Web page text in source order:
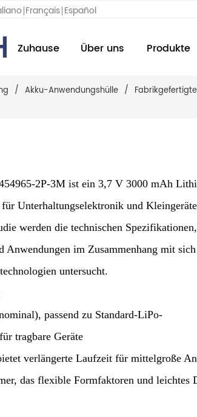
Français Español
Zuhause Über uns Produkte
/ Akku-Anwendungshülle /
2P-3M ist ein 3,7 V 3000 mAh
Unterhaltungselektronik und
werden die technischen Spezifikationen,
Anwendungen im Zusammenhang mit sich
untersucht.
passend zu Standard-LiPo-
tragbare Geräte
verlängerte Laufzeit für mittelgroße
das flexible Formfaktoren und leichtes